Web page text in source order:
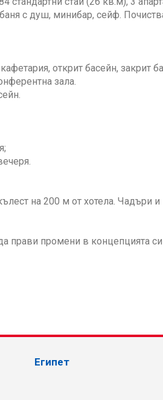
с душ, минибар, сейф.
открит басейн, закрит
зала.
на 200 м от хотела.
прави промени в концепцията
Египет